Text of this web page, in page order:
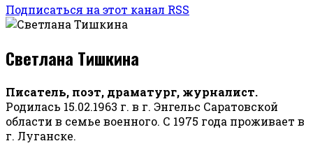
Подписаться на этот канал RSS
Светлана Тишкина
Писатель, поэт, драматург, журналист.
Родилась 15.02.1963 г. в г. Энгельс Саратовской
области в семье военного. С 1975 года проживает в
г. Луганске.